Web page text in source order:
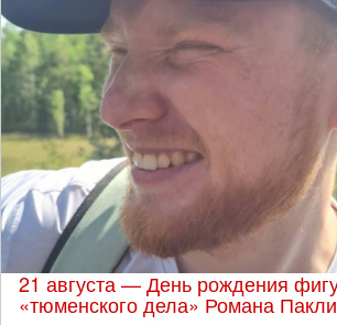
21 августа — День рождения
«тюменского дела» Романа